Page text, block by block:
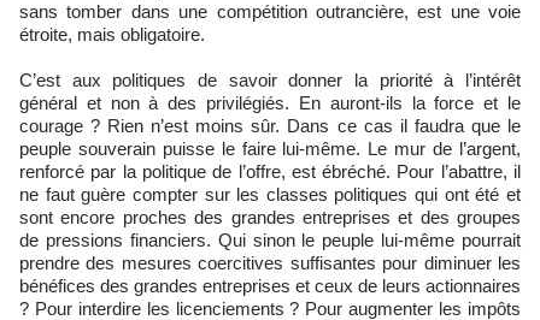
sans tomber dans une compétition outrancière, est une voie
étroite, mais obligatoire.
C’est aux politiques de savoir donner la priorité à l’intérêt
général et non à des privilégiés. En auront-ils la force et le
courage ? Rien n’est moins sûr. Dans ce cas il faudra que le
peuple souverain puisse le faire lui-même. Le mur de l’argent,
renforcé par la politique de l’offre, est ébréché. Pour l’abattre, il
ne faut guère compter sur les classes politiques qui ont été et
sont encore proches des grandes entreprises et des groupes
de pressions financiers. Qui sinon le peuple lui-même pourrait
prendre des mesures coercitives suffisantes pour diminuer les
bénéfices des grandes entreprises et ceux de leurs actionnaires
? Pour interdire les licenciements ? Pour augmenter les impôts